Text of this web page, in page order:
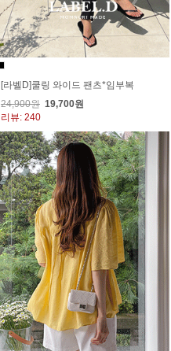
[라벨D]쿨링 와이드 팬츠*임부복
24,900원 19,700원
리뷰: 240